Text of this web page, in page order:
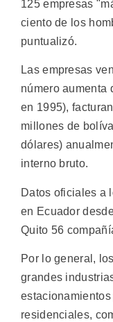
125 empresas
ciento de los
puntualizó.
Las empresas
número aumenta
en 1995),
millones de
dólares)
interno bruto.
Datos oficiales a
en Ecuador
Quito 56
Por lo general,
grandes
residenciales,